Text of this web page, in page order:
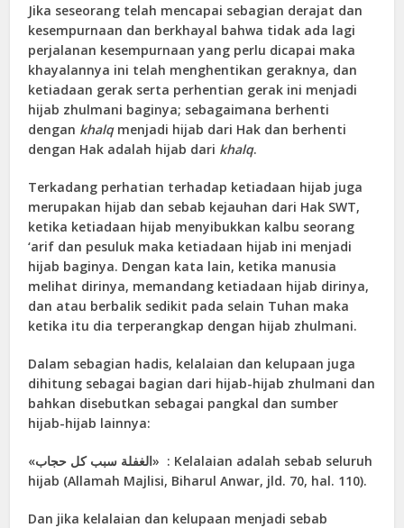
Jika seseorang telah mencapai sebagian derajat dan
kesempurnaan dan berkhayal bahwa tidak ada lagi
perjalanan kesempurnaan yang perlu dicapai maka
khayalannya ini telah menghentikan geraknya, dan
ketiadaan gerak serta perhentian gerak ini menjadi
hijab zhulmani baginya; sebagaimana berhenti
dengan khalqmenjadi hijab dari Hak dan berhenti
dengan Hak adalah hijab dari khalq.
Terkadang perhatian terhadap ketiadaan hijab juga
merupakan hijab dan sebab kejauhan dari Hak SWT,
ketika ketiadaan hijab menyibukkan kalbu seorang
‘arif dan pesuluk maka ketiadaan hijab ini menjadi
hijab baginya. Dengan kata lain, ketika manusia
melihat dirinya, memandang ketiadaan hijab dirinya,
dan atau berbalik sedikit pada selain Tuhan maka
ketika itu dia terperangkap dengan hijab zhulmani.
Dalam sebagian hadis, kelalaian dan kelupaan juga
dihitung sebagai bagian dari hijab-hijab zhulmani dan
bahkan disebutkan sebagai pangkal dan sumber
hijab-hijab lainnya:
«الغفلة سبب کل حجاب» : Kelalaian adalah sebab seluruh
hijab (Allamah Majlisi, Biharul Anwar, jld. 70, hal. 110).
Dan jika kelalaian dan kelupaan menjadi sebab